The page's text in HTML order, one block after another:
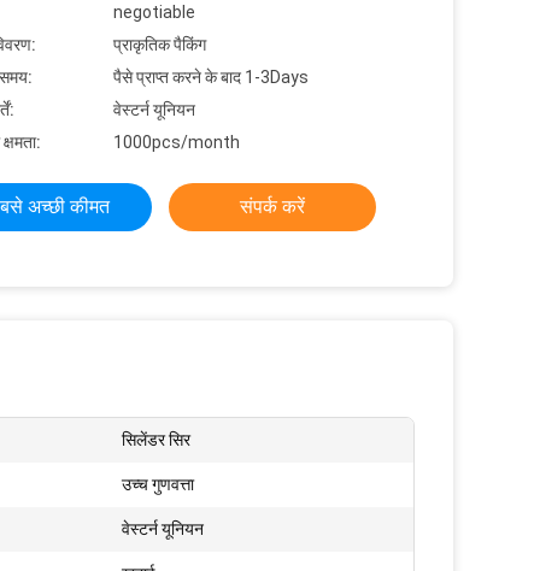
negotiable
प्राकृतिक पैकिंग
पैसे प्राप्त करने के बाद 1-3Days
वेस्टर्न यूनियन
1000pcs/month
अच्छी कीमत संपर्क करें
सिलेंडर सिर
उच्च गुणवत्ता
वेस्टर्न यूनियन